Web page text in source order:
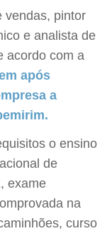
vendas, pintor
e analista de
acordo com a
após
a
o ensino
de
exame
na
curso